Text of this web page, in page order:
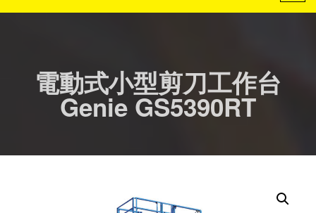
電動式小型剪刀工作台
Genie GS5390RT